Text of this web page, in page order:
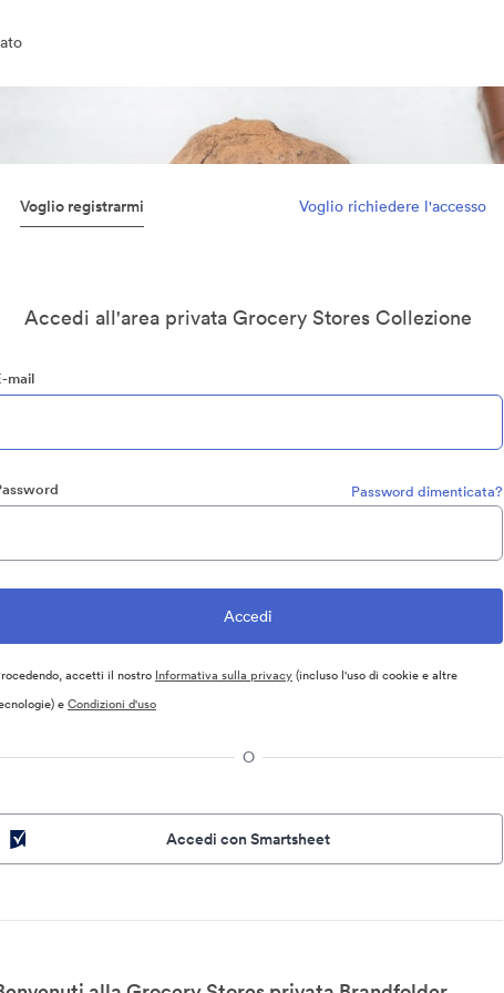
Voglio registrarmi Voglio richiedere l'accesso
Accedi all'area privata Grocery Stores Collezione
mail
Password dimenticata?
accetti il nostro Informativa sulla privacy(incluso l'uso di cookie e altre
eCondizioni d'uso
O
Accedi con Smartsheet